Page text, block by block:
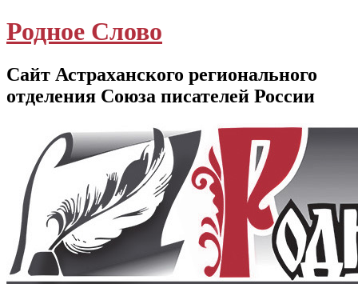
Родное Слово
Сайт Астраханского регионального
отделения Союза писателей России